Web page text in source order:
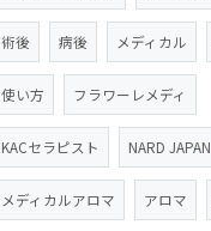
術後 病後 メディカル
使い方 フラワーレメディ
KACセラピスト NARD JAPAN
メディカルアロマ アロマ